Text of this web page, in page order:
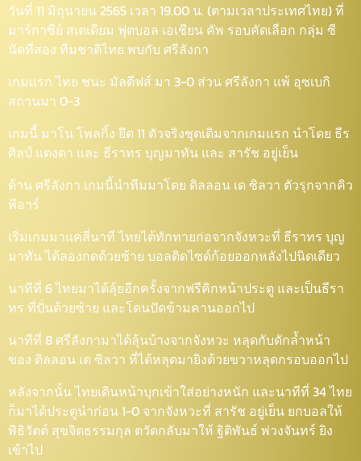
วันที่ 11 มิถุนายน 2565 เวลา 19.00 น. (ตามเวลาประเทศไทย) ที่
มาร์กาซีย์ สเตเดียม ฟุตบอล เอเชียน คัพ รอบคัดเลือก กลุ่ม ซี
นัดที่สอง ทีมชาติไทย พบกับ ศรีลังกา
เกมแรก ไทย ชนะ มัลดีฟส์ มา 3-0 ส่วน ศรีลังกา แพ้ อุซเบกิ
สถานมา 0-3
เกมนี้ มาโน โพลกิ้ง ยึด 11 ตัวจริงชุดเดิมจากเกมแรก นำโดย ธีร
ศิลป์ แดงดา และ ธีราทร บุญมาทัน และ สารัช อยู่เย็น
ด้าน ศรีลังกา เกมนี้นำทีมมาโดย ดิลลอน เด ซิลวา ตัวรุกจากคิว
พีอาร์
เริ่มเกมมาแค่สี่นาที ไทยได้ทักทายก่อจากจังหวะที่ ธีราทร บุญ
มาทัน ได้ลองกดด้วยซ้าย บอลติดไซด์ก้อยออกหลังไปนิดเดียว
นาทีที่ 6 ไทยมาได้ลุ้ยอีกครั้งจากฟรีคิกหน้าประตู และเป็นธีรา
ทร ที่ปั่นด้วยซ้าย และโดนปัดข้ามคานออกไป
นาทีที่ 8 ศรีลังกามาได้ลุ้นบ้างจากจังหวะ หลุดกับดักล้ำหน้า
ของ ดิลลอน เด ซิลวา ที่ได้หลุดมายิงด้วยขวาหลุดกรอบออกไป
หลังจากนั้น ไทยเดินหน้าบุกเข้าใส่อย่างหนัก และนาทีที่ 34 ไทย
ก็มาได้ประตูนำก่อน 1-0 จากจังหวะที่ สารัช อยู่เย็น ยกบอลให้
พิธิวัตต์ สุขจิตธรรมกุล ตวัดกลับมาให้ ฐิติพันธ์ พ่วงจันทร์ ยิง
เข้าไป